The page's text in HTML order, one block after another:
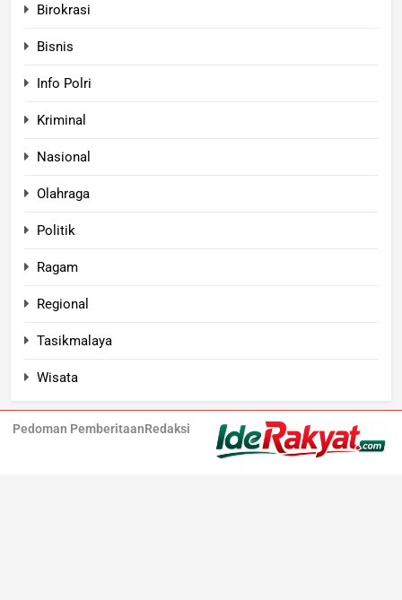
Birokrasi
Bisnis
Info Polri
Kriminal
Nasional
Olahraga
Politik
Ragam
Regional
Tasikmalaya
Wisata
Pedoman PemberitaanRedaksi